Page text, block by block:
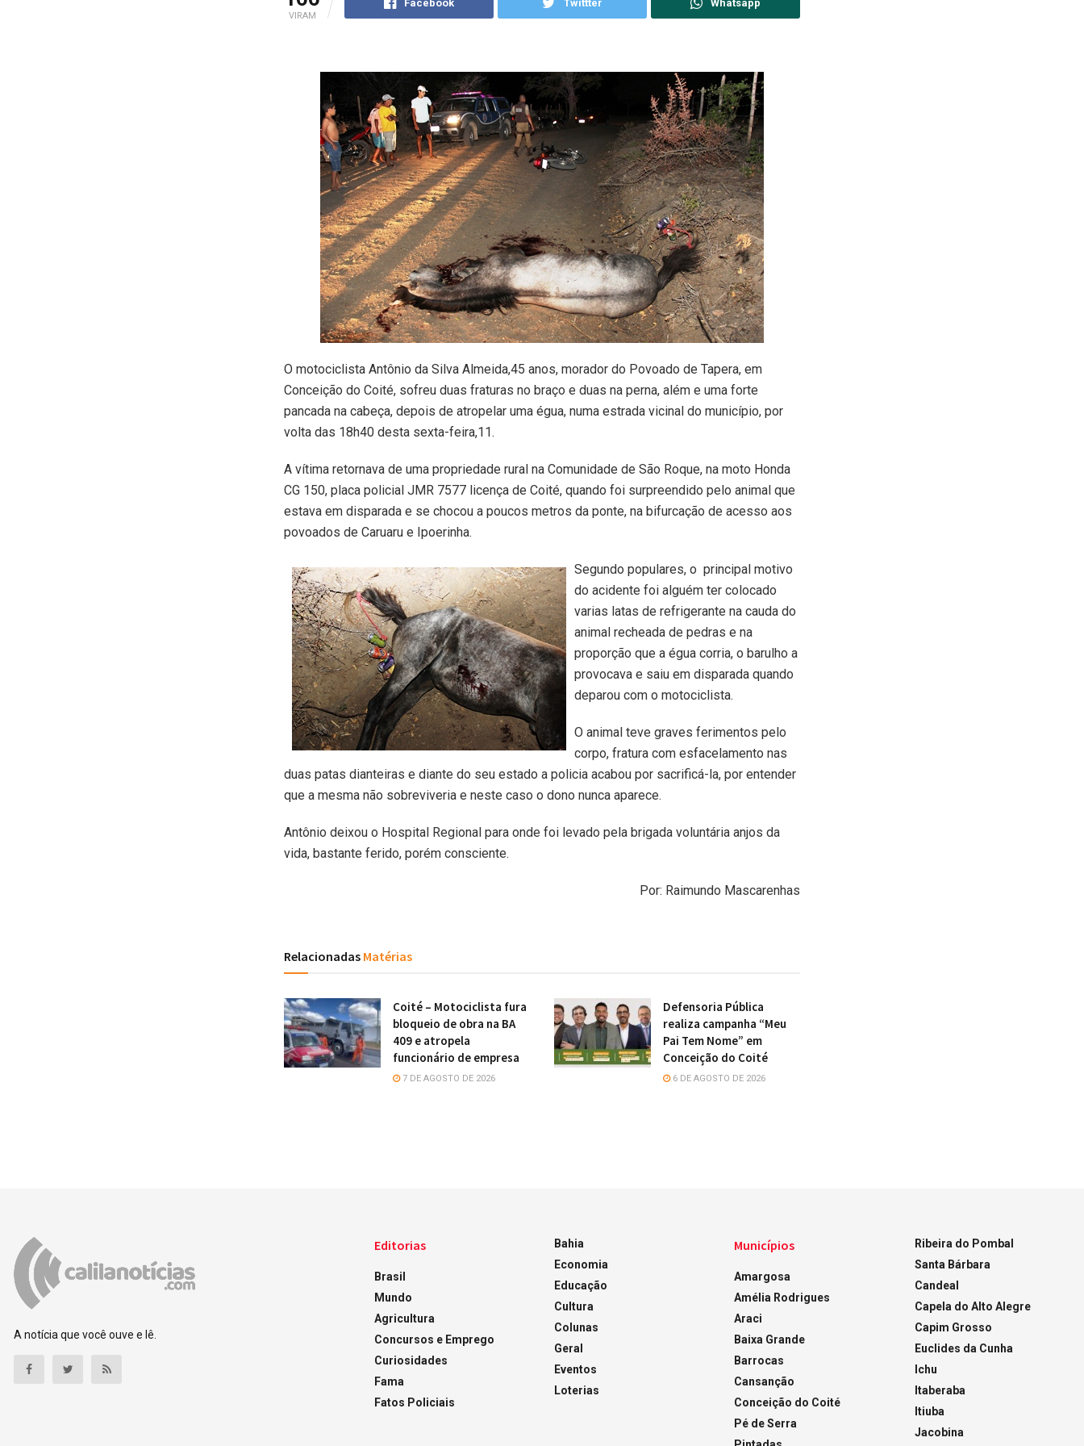
VIRAM
Facebook Twittter Whatsapp
O motociclista Antônio da Silva Almeida,45 anos, morador do Povoado de Tapera, em
Conceição do Coité, sofreu duas fraturas no braço e duas na perna, além e uma forte
pancada na cabeça, depois de atropelar uma égua, numa estrada vicinal do município, por
volta das 18h40 desta sexta-feira,11.
A vítima retornava de uma propriedade rural na Comunidade de São Roque, na moto Honda
CG 150, placa policial JMR 7577 licença de Coité, quando foi surpreendido pelo animal que
estava em disparada e se chocou a poucos metros da ponte, na bifurcação de acesso aos
povoados de Caruaru e Ipoerinha.
Segundo populares, o principal motivo
do acidente foi alguém ter colocado
varias latas de refrigerante na cauda do
animal recheada de pedras e na
proporção que a égua corria, o barulho a
provocava e saiu em disparada quando
deparou com o motociclista.
O animal teve graves ferimentos pelo
corpo, fratura com esfacelamento nas
duas patas dianteiras e diante do seu estado a policia acabou por sacrificá-la, por entender
que a mesma não sobreviveria e neste caso o dono nunca aparece.
Antônio deixou o Hospital Regional para onde foi levado pela brigada voluntária anjos da
vida, bastante ferido, porém consciente.
Por: Raimundo Mascarenhas
Relacionadas Matérias
Coité – Motociclista fura
bloqueio de obra na BA
409 e atropela
funcionário de empresa
7 DE AGOSTO DE 2026
Defensoria Pública
realiza campanha “Meu
Pai Tem Nome” em
Conceição do Coité
6 DE AGOSTO DE 2026
A notícia que você ouve e lê.
Editorias
Brasil
Mundo
Agricultura
Concursos e Emprego
Curiosidades
Fama
Fatos Policiais
Bahia
Economia
Educação
Cultura
Colunas
Geral
Eventos
Loterias
Municípios
Amargosa
Amélia Rodrigues
Araci
Baixa Grande
Barrocas
Cansanção
Conceição do Coité
Pé de Serra
Ribeira do Pombal
Santa Bárbara
Candeal
Capela do Alto Alegre
Capim Grosso
Euclides da Cunha
Ichu
Itaberaba
Itiuba
Jacobina